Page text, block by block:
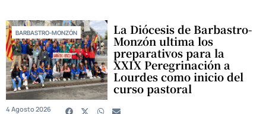
BARBASTRO-MONZÓN La Diócesis de Barbastro-
Monzón ultima los
preparativos para la
XXIX Peregrinación a
Lourdes como inicio del
curso pastoral
4 Agosto 2026